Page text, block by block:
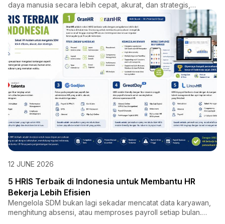
daya manusia secara lebih cepat, akurat, dan strategis,
OranHR had...
12 JUNE 2026
5 HRIS Terbaik di Indonesia untuk Membantu HR
Bekerja Lebih Efisien
Mengelola SDM bukan lagi sekadar mencatat data karyawan,
menghitung absensi, atau memproses payroll setiap bulan.